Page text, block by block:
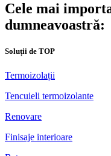
Cele mai
dumneavoastră:
Soluții de TOP
Termoizolații
Tencuieli termoizolante
Renovare
Finisaje interioare